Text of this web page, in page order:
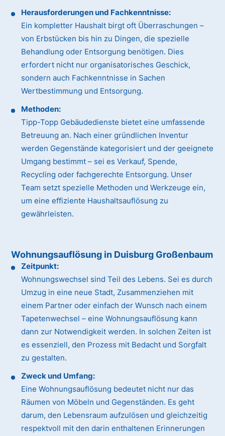
Herausforderungen und Fachkenntnisse:
Ein kompletter Haushalt birgt oft Überraschungen –
von Erbstücken bis hin zu Dingen, die spezielle
Behandlung oder Entsorgung benötigen. Dies
erfordert nicht nur organisatorisches Geschick,
sondern auch Fachkenntnisse in Sachen
Wertbestimmung und Entsorgung.
Methoden:
Tipp-Topp Gebäudedienste bietet eine umfassende
Betreuung an. Nach einer gründlichen Inventur
werden Gegenstände kategorisiert und der geeignete
Umgang bestimmt – sei es Verkauf, Spende,
Recycling oder fachgerechte Entsorgung. Unser
Team setzt spezielle Methoden und Werkzeuge ein,
um eine effiziente Haushaltsauflösung zu
gewährleisten.
Wohnungsauflösung in Duisburg Großenbaum
Zeitpunkt:
Wohnungswechsel sind Teil des Lebens. Sei es durch
Umzug in eine neue Stadt, Zusammenziehen mit
einem Partner oder einfach der Wunsch nach einem
Tapetenwechsel – eine Wohnungsauflösung kann
dann zur Notwendigkeit werden. In solchen Zeiten ist
es essenziell, den Prozess mit Bedacht und Sorgfalt
zu gestalten.
Zweck und Umfang:
Eine Wohnungsauflösung bedeutet nicht nur das
Räumen von Möbeln und Gegenständen. Es geht
darum, den Lebensraum aufzulösen und gleichzeitig
respektvoll mit den darin enthaltenen Erinnerungen